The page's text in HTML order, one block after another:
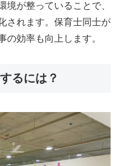
境が整っていることで、
されます。保育士同士が
の効率も向上します。
るには？